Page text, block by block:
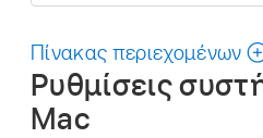
Πίνακας περιεχομένων
Ρυθμίσεις
Mac